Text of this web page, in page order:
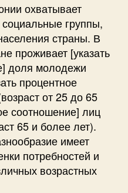
охватывает
группы,
страны. В
проживает [указать
доля молодежи
процентное
от 25 до 65
соотношение] лиц
65 и более лет).
имеет
потребностей и
возрастных